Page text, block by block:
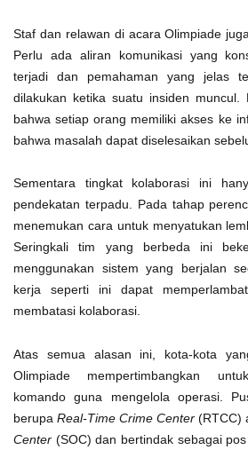
Staf dan relawan di acara Olimpiade
Perlu ada aliran komunikasi yang
terjadi dan pemahaman yang jelas
dilakukan ketika suatu insiden muncul.
bahwa setiap orang memiliki akses ke
bahwa masalah dapat diselesaikan
Sementara tingkat kolaborasi ini
pendekatan terpadu. Pada tahap
menemukan cara untuk menyatukan
Seringkali tim yang berbeda ini
menggunakan sistem yang berjalan
kerja seperti ini dapat
membatasi kolaborasi.
Atas semua alasan ini, kota-kota
Olimpiade mempertimbangkan
komando guna mengelola operasi.
berupa Real-Time Crime Center (RTCC)
Center (SOC) dan bertindak sebagai